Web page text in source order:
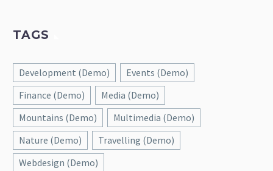
TAGS
Development (Demo)
Events (Demo)
Finance (Demo)
Media (Demo)
Mountains (Demo)
Multimedia (Demo)
Nature (Demo)
Travelling (Demo)
Webdesign (Demo)